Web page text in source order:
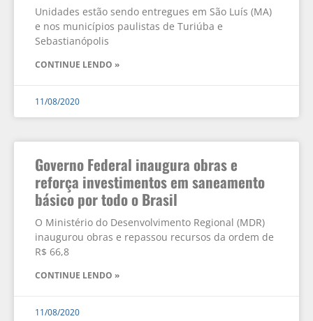
Unidades estão sendo entregues em São Luís (MA)
e nos municípios paulistas de Turiúba e
Sebastianópolis
CONTINUE LENDO »
11/08/2020
Governo Federal inaugura obras e
reforça investimentos em saneamento
básico por todo o Brasil
O Ministério do Desenvolvimento Regional (MDR)
inaugurou obras e repassou recursos da ordem de
R$ 66,8
CONTINUE LENDO »
11/08/2020